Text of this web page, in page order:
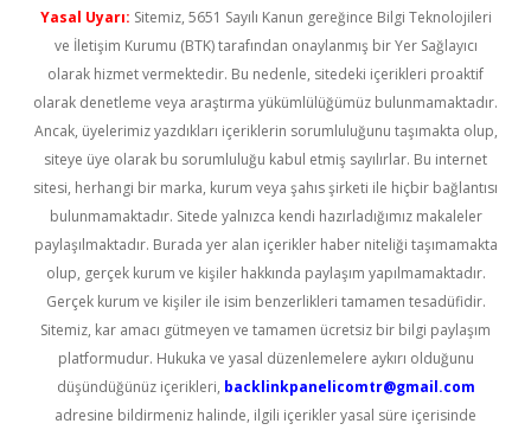
Yasal Uyarı: Sitemiz, 5651 Sayılı Kanun gereğince Bilgi Teknolojileri
ve İletişim Kurumu (BTK) tarafından onaylanmış bir Yer Sağlayıcı
olarak hizmet vermektedir. Bu nedenle, sitedeki içerikleri proaktif
olarak denetleme veya araştırma yükümlülüğümüz bulunmamaktadır.
Ancak, üyelerimiz yazdıkları içeriklerin sorumluluğunu taşımakta olup,
siteye üye olarak bu sorumluluğu kabul etmiş sayılırlar. Bu internet
sitesi, herhangi bir marka, kurum veya şahıs şirketi ile hiçbir bağlantısı
bulunmamaktadır. Sitede yalnızca kendi hazırladığımız makaleler
paylaşılmaktadır. Burada yer alan içerikler haber niteliği taşımamakta
olup, gerçek kurum ve kişiler hakkında paylaşım yapılmamaktadır.
Gerçek kurum ve kişiler ile isim benzerlikleri tamamen tesadüfidir.
Sitemiz, kar amacı gütmeyen ve tamamen ücretsiz bir bilgi paylaşım
platformudur. Hukuka ve yasal düzenlemelere aykırı olduğunu
düşündüğünüz içerikleri, backlinkpanelicomtr@gmail.com
adresine bildirmeniz halinde, ilgili içerikler yasal süre içerisinde